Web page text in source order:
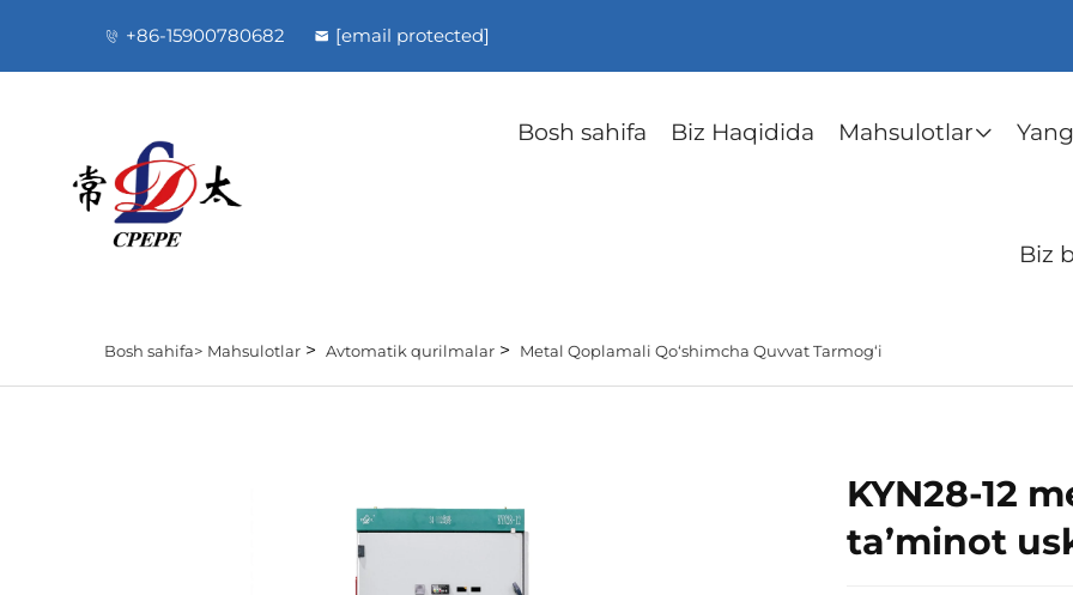
+86-15900780682 [email protected]
Bosh sahifa Biz Haqidida Mahsulotlar
Biz
Bosh sahifa> Mahsulotlar > Avtomatik qurilmalar > Metal Qoplamali Qo‘shimcha Quvvat Tarmog‘i
KYN28-12
ta’minot